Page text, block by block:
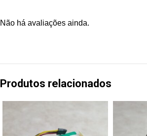
Não há avaliações ainda.
Produtos relacionados